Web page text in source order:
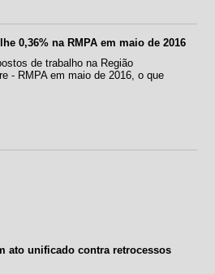
0,36% na RMPA em maio de 2016
de trabalho na Região
- RMPA em maio de 2016, o que
ato unificado contra retrocessos